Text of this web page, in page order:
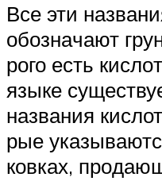
Все эти
обо­зна­ча­ют
ро­го есть
язы­ке
назва­ния
рые
ков­ках,